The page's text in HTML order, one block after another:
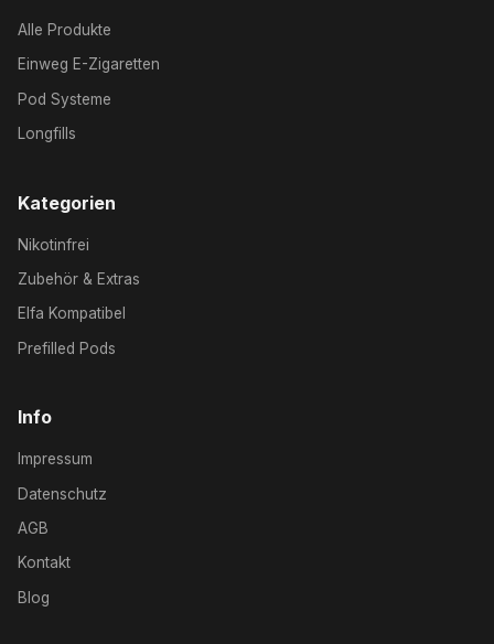
Alle Produkte
Einweg E-Zigaretten
Pod Systeme
Longfills
Kategorien
Nikotinfrei
Zubehör & Extras
Elfa Kompatibel
Prefilled Pods
Info
Impressum
Datenschutz
AGB
Kontakt
Blog